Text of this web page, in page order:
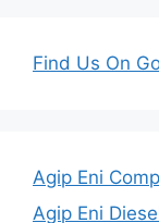
Find Us On
Agip Eni
Agip Eni